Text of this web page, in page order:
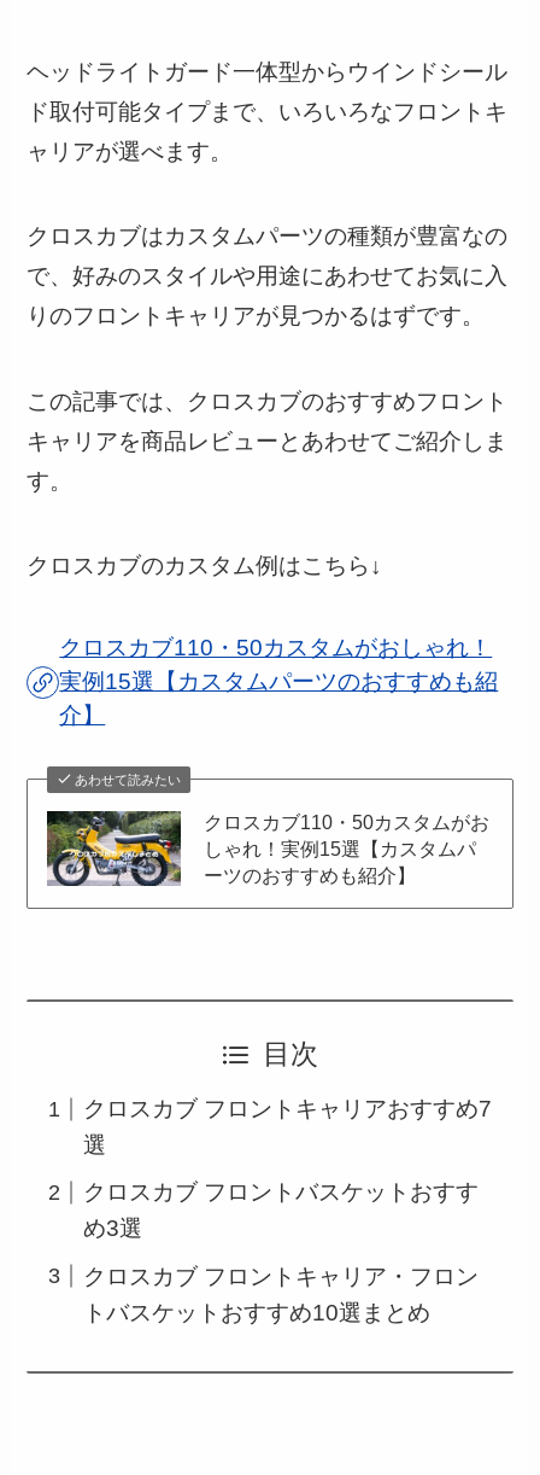
ヘッドライトガード一体型からウインドシール
ド取付可能タイプまで、いろいろなフロントキ
ャリアが選べます。
クロスカブはカスタムパーツの種類が豊富なの
で、好みのスタイルや用途にあわせてお気に入
りのフロントキャリアが見つかるはずです。
この記事では、クロスカブのおすすめフロント
キャリアを商品レビューとあわせてご紹介しま
す。
クロスカブのカスタム例はこちら↓
クロスカブ110・50カスタムがおしゃれ！
実例15選【カスタムパーツのおすすめも紹
介】
あわせて読みたい
クロスカブ110・50カスタムがお
しゃれ！実例15選【カスタムパ
ーツのおすすめも紹介】
目次
クロスカブ フロントキャリアおすすめ7
選
クロスカブ フロントバスケットおすす
め3選
クロスカブ フロントキャリア・フロン
トバスケットおすすめ10選まとめ